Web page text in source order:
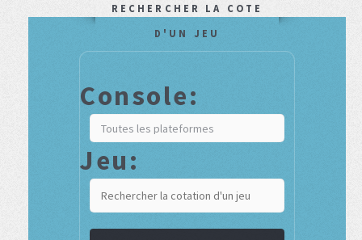
RECHERCHER LA COTE
D'UN JEU
Console:
Jeu: